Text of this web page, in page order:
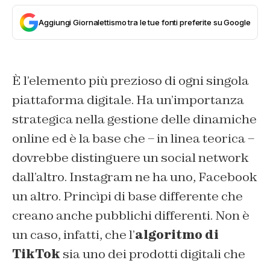
Aggiungi Giornalettismo tra le tue fonti preferite su Google
È l’elemento più prezioso di ogni singola
piattaforma digitale. Ha un’importanza
strategica nella gestione delle dinamiche
online ed è la base che – in linea teorica –
dovrebbe distinguere un social network
dall’altro. Instagram ne ha uno, Facebook
un altro. Princìpi di base differente che
creano anche pubblichi differenti. Non è
un caso, infatti, che l’algoritmo di
TikTok sia uno dei prodotti digitali che